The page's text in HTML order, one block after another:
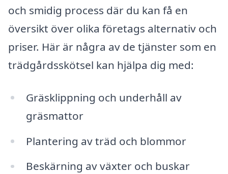
och smidig process där du kan få en
översikt över olika företags alternativ och
priser. Här är några av de tjänster som en
trädgårdsskötsel kan hjälpa dig med:
Gräsklippning och underhåll av
gräsmattor
Plantering av träd och blommor
Beskärning av växter och buskar